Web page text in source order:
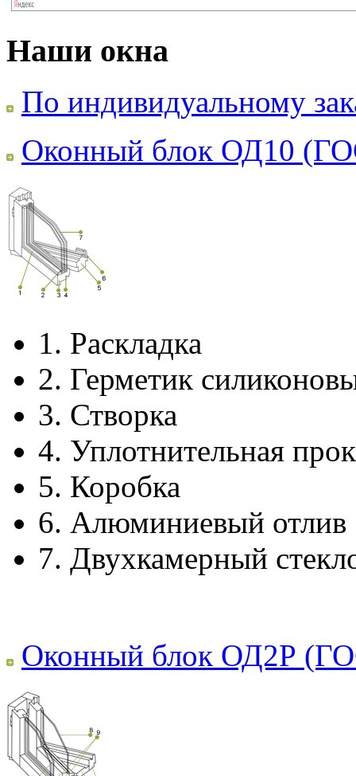
Наши окна
По индивидуальному
Оконный блок ОД10
1. Раскладка
2. Герметик
3. Створка
4. Уплотнительная
5. Коробка
6. Алюминиевый отлив
7. Двухкамерный
Оконный блок ОД2Р